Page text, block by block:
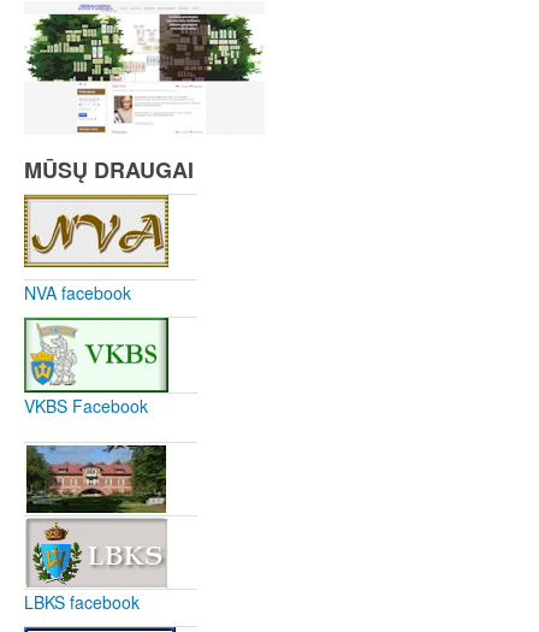
MŪSŲ DRAUGAI
NVA facebook
VKBS Facebook
LBKS facebook